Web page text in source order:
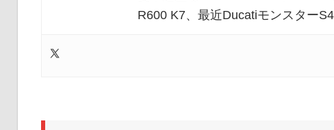
R600 K7、最近Ducatiモンスター